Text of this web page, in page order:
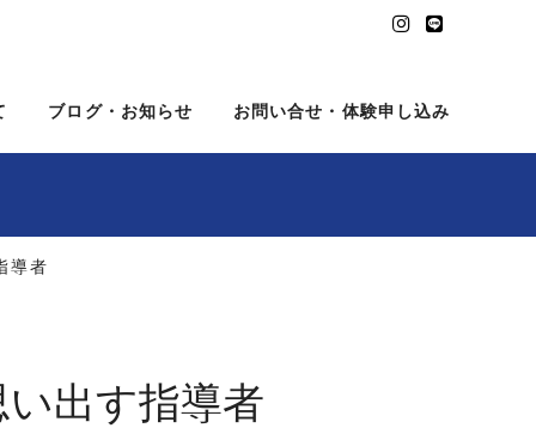
ブログ・お知らせ お問い合せ・体験申し込み
導者
出す指導者